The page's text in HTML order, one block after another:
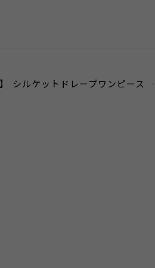
シルケットドレープワンピース ‐